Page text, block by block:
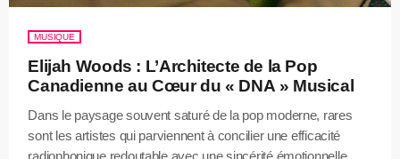
MUSIQUE
Elijah Woods : L’Architecte de la Pop
Canadienne au Cœur du « DNA » Musical
Dans le paysage souvent saturé de la pop moderne, rares
sont les artistes qui parviennent à concilier une efficacité
radiophonique redoutable avec une sincérité émotionnelle